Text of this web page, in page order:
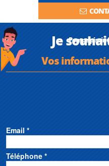
Je Pompe
Vos
Email *
Téléphone *